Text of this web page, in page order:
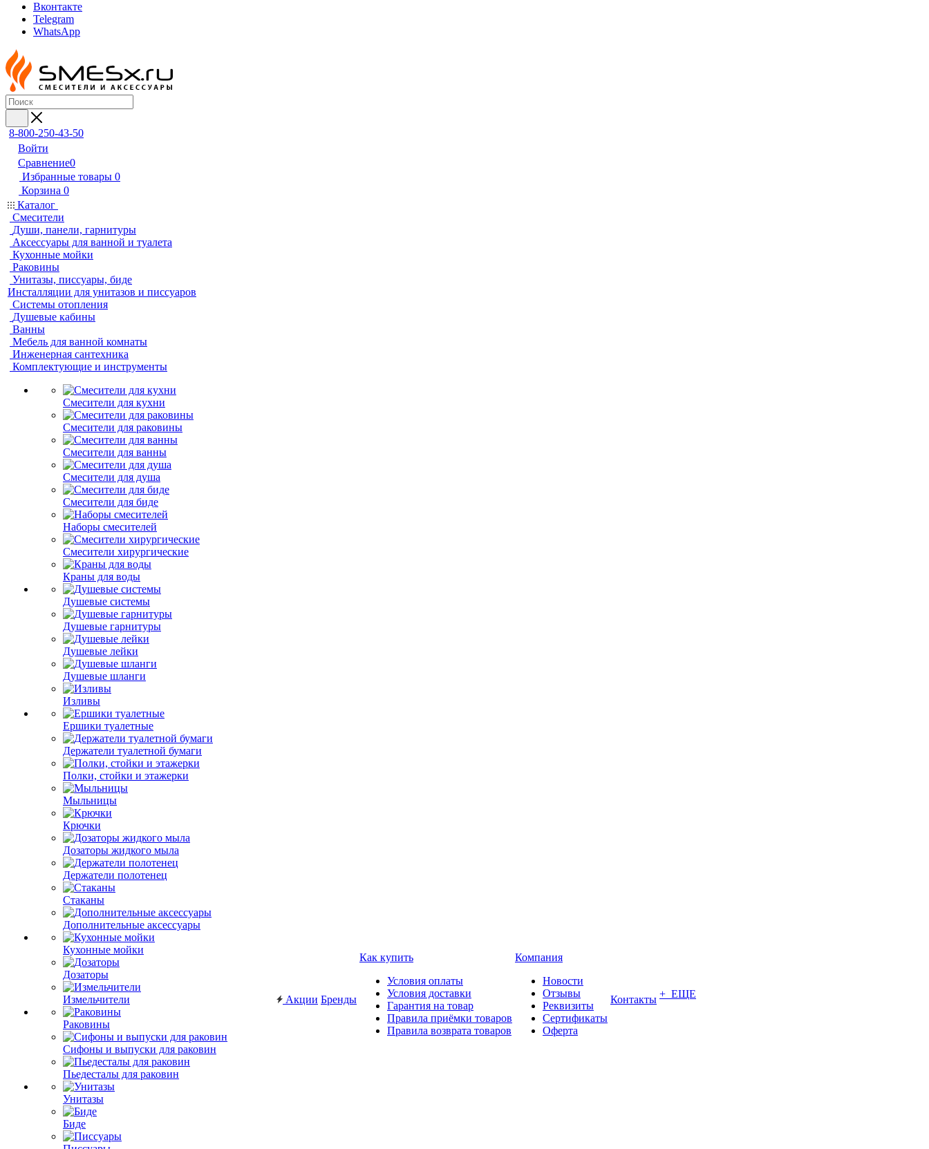
Вконтакте
Telegram
WhatsApp
8-800-250-43-50
Войти
Сравнение0
Избранные товары 0
Корзина 0
Каталог
Смесители
Души, панели, гарнитуры
Аксессуары для ванной и туалета
Кухонные мойки
Раковины
Унитазы, писсуары, биде
Инсталляции для унитазов и писсуаров
Системы отопления
Душевые кабины
Ванны
Мебель для ванной комнаты
Инженерная сантехника
Комплектующие и инструменты
Смесители для кухни
Смесители для раковины
Смесители для ванны
Смесители для душа
Смесители для биде
Наборы смесителей
Смесители хирургические
Краны для воды
Душевые системы
Душевые гарнитуры
Душевые лейки
Душевые шланги
Изливы
Ершики туалетные
Держатели туалетной бумаги
Полки, стойки и этажерки
Мыльницы
Крючки
Дозаторы жидкого мыла
Держатели полотенец
Стаканы
Дополнительные аксессуары
Кухонные мойки
Дозаторы
Измельчители
Раковины
Сифоны и выпуски для раковин
Пьедесталы для раковин
Унитазы
Биде
Акции Бренды
Как купить
Условия оплаты
Условия доставки
Гарантия на товар
Правила приёмки товаров
Правила возврата товаров
Компания
Новости
Отзывы
Реквизиты
Сертификаты
Оферта
Контакты + ЕЩЕ